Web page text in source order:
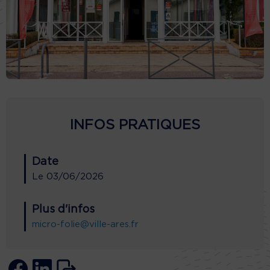
INFOS PRATIQUES
Date
Le 03/06/2026
Plus d'infos
micro-folie@ville-ares.fr